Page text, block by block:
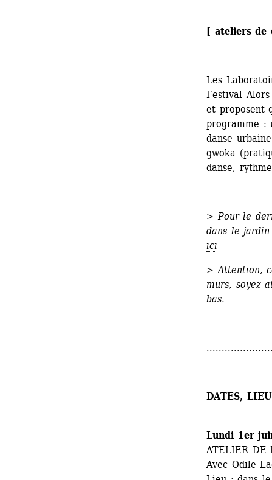
[ ateliers de
Les
Festival
et proposent
programme :
danse
gwoka
danse,
> Pour le
dans le
ici
> Attention,
murs, soyez
bas.
DATES,
Lundi 1er
ATELIER DE
Avec Odile